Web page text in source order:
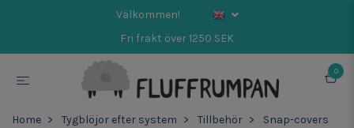
Välkommen!
Fri frakt över 1250 SEK
0
Home Tygblöjor efter system Tillbehör Snap-covers